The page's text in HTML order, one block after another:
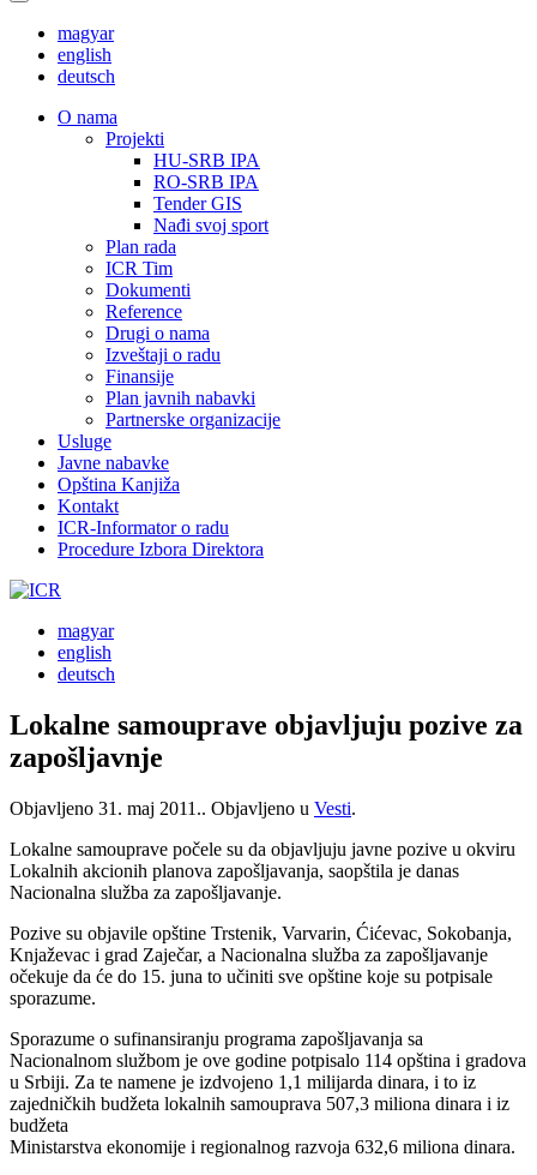
magyar
english
deutsch
О nama
Projekti
HU-SRB IPA
RO-SRB IPA
Tender GIS
Nađi svoj sport
Plan rada
ICR Tim
Dokumenti
Reference
Drugi o nama
Izveštaji o radu
Finansije
Plan javnih nabavki
Partnerske organizacije
Usluge
Javne nabavke
Opština Kanjiža
Kontakt
ICR-Informator o radu
Procedure Izbora Direktora
magyar
english
deutsch
Lokalne samouprave objavljuju pozive za
zapošljavnje
Objavljeno 31. maj 2011.. Objavljeno u Vesti.
Lokalne samouprave počele su da objavljuju javne pozive u okviru
Lokalnih akcionih planova zapošljavanja, saopštila je danas
Nacionalna služba za zapošljavanje.
Pozive su objavile opštine Trstenik, Varvarin, Ćićevac, Sokobanja,
Knjaževac i grad Zaječar, a Nacionalna služba za zapošljavanje
očekuje da će do 15. juna to učiniti sve opštine koje su potpisale
sporazume.
Sporazume o sufinansiranju programa zapošljavanja sa
Nacionalnom službom je ove godine potpisalo 114 opština i gradova
u Srbiji. Za te namene je izdvojeno 1,1 milijarda dinara, i to iz
zajedničkih budžeta lokalnih samouprava 507,3 miliona dinara i iz
budžeta
Ministarstva ekonomije i regionalnog razvoja 632,6 miliona dinara.